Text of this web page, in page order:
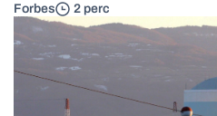
Forbes 2 perc